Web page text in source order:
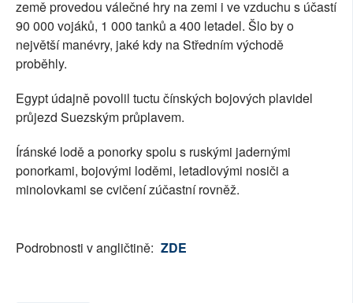
země provedou válečné hry na zemi i ve vzduchu s účastí
90 000 vojáků, 1 000 tanků a 400 letadel. Šlo by o
největší manévry, jaké kdy na Středním východě
proběhly.
Egypt údajně povolil tuctu čínských bojových plavidel
průjezd Suezským průplavem.
Íránské lodě a ponorky spolu s ruskými jadernými
ponorkami, bojovými loděmi, letadlovými nosiči a
minolovkami se cvičení zúčastní rovněž.
Podrobnosti v angličtině: ZDE